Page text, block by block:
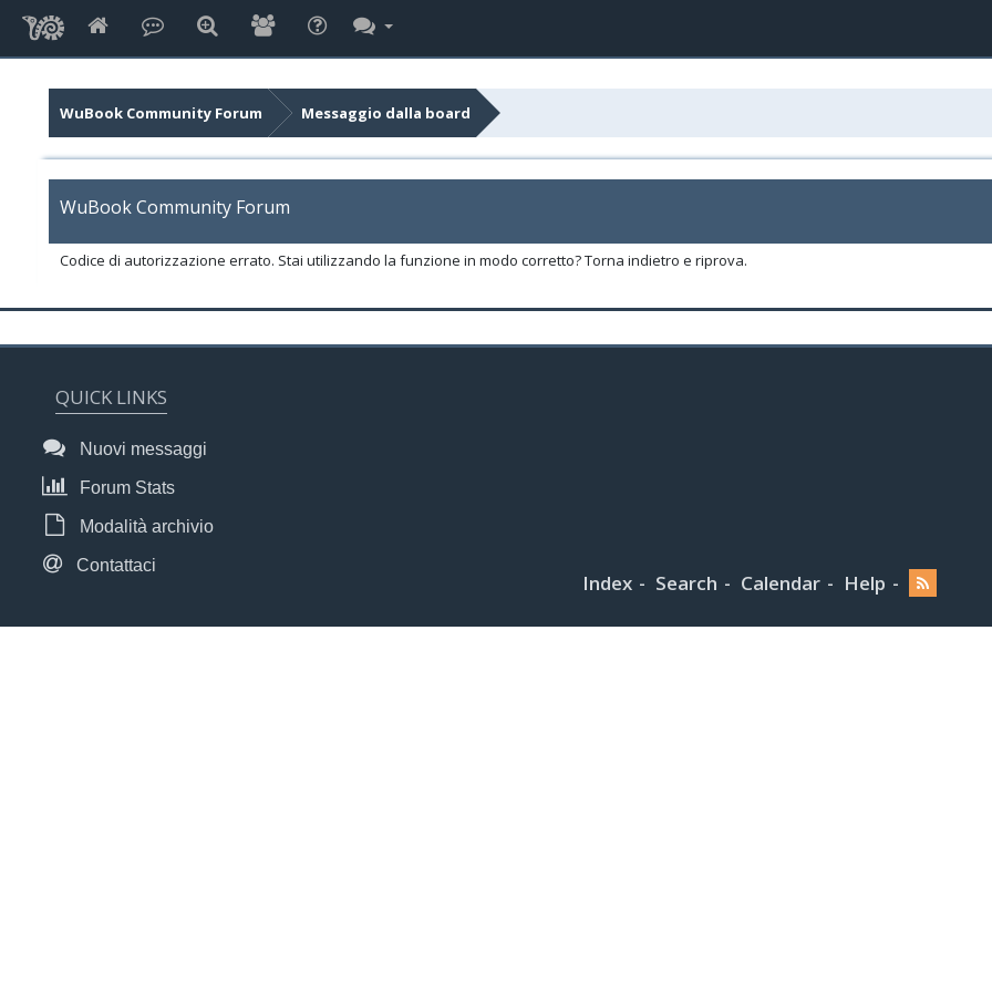
WuBook Community Forum Messaggio dalla board
WuBook Community Forum
Codice di autorizzazione errato. Stai utilizzando la funzione in modo corretto? Torna indietro e riprova.
QUICK LINKS
Nuovi messaggi
Forum Stats
Modalità archivio
Contattaci
Index Search Calendar Help